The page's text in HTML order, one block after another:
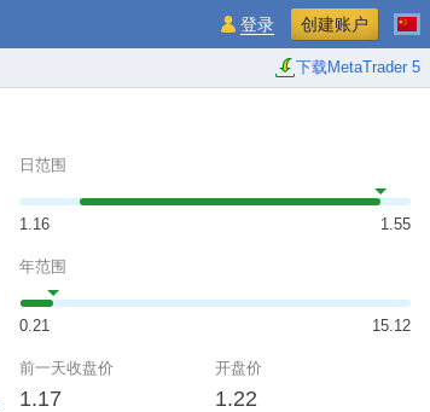
下载MetaTrader 5
登录 创建账户
日范围
1.16 1.55
年范围
0.21 15.12
前一天收盘价
1.17
开盘价
1.22